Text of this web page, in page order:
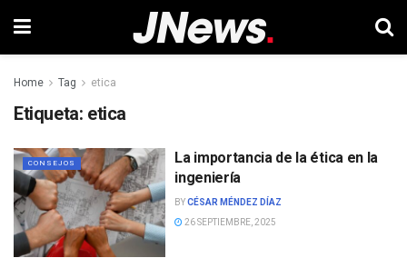
Home Tag etica
Etiqueta: etica
CONSEJOS
La importancia de la ética en la
ingeniería
BYCÉSAR MÉNDEZ DÍAZ
26 SEPTIEMBRE, 2025